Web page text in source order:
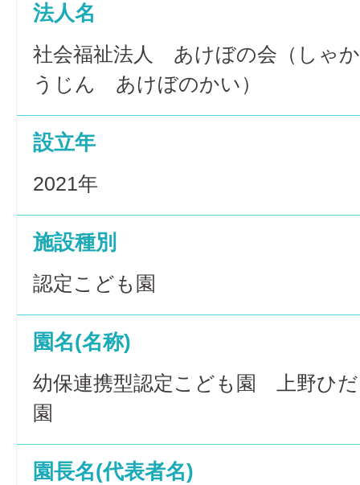
法人名
社会福祉法人 あけぼの会（しゃ
うじん あけぼのかい）
設立年
2021年
施設種別
認定こども園
園名(名称)
幼保連携型認定こども園 上野ひ
園
園長名(代表者名)